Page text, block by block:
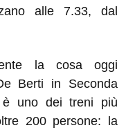
alle 7.33, dal
la cosa oggi
Berti in Seconda
è uno dei treni più
200 persone: la